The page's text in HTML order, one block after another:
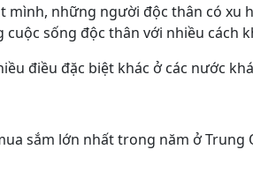
mình, những người độc thân có
sống độc thân với nhiều cách
điều đặc biệt khác ở các nước
sắm lớn nhất trong năm ở Trung